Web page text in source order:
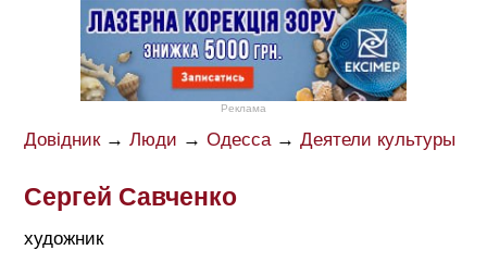
Реклама
Довідник→ Люди → Одесса→ Деятели культуры
Сергей Савченко
художник